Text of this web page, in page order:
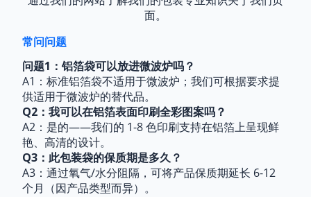
面。
常问问题
问题1：铝箔袋可以放进微波炉吗？
A1：标准铝箔袋不适用于微波炉；我们可根据要求提
供适用于微波炉的替代品。
Q2：我可以在铝箔表面印刷全彩图案吗？
A2：是的——我们的 1-8 色印刷支持在铝箔上呈现鲜
艳、高清的设计。
Q3：此包装袋的保质期是多久？
A3：通过氧气/水分阻隔，可将产品保质期延长 6-12
个月（因产品类型而异）。